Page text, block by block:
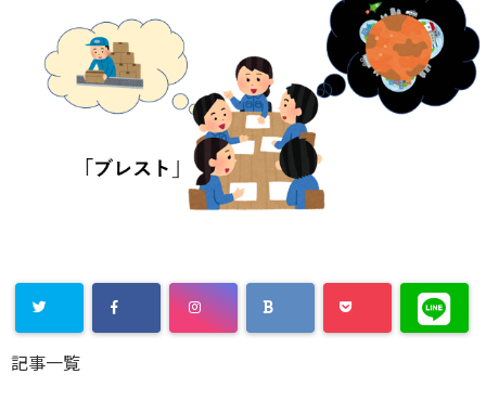
記事一覧